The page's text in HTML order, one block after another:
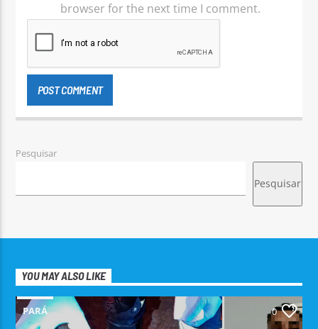
browser for the next time I comment.
Pesquisar
Pesquisar
YOU MAY ALSO LIKE
PARÁ 0